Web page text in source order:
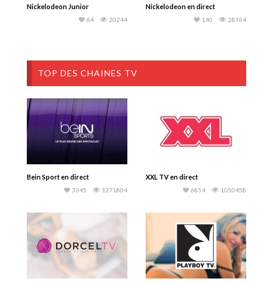
Nickelodeon Junior
20244
64
Nickelodeon en direct
28764
140
TOP DES CHAINES TV
Bein Sport en direct
1271804
3345
XXL TV en direct
1050458
6854